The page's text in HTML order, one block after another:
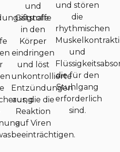
und
Giftstoffe
in den
Körper
eindringen
und löst
unkontrollierte
Entzündungen
aus, die die
Reaktion
auf Viren
beeinträchtigen.
und stören
die
rhythmischen
und
die für den
Stuhlgang
erforderlich
sind.